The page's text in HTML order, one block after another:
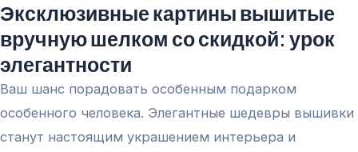
Перейти
к
содержимому
Эксклюзивные картины вышитые
вручную шелком со скидкой: урок
элегантности
Ваш шанс порадовать особенным подарком
особенного человека. Элегантные шедевры вышивки
станут настоящим украшением интерьера и